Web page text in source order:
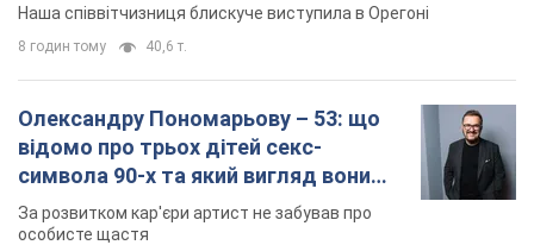
Наша співвітчизниця блискуче виступила в Орегоні
8 годин тому 40,6 т.
Олександру Пономарьову – 53: що
відомо про трьох дітей секс-
символа 90-х та який вигляд вони
мають
За розвитком кар'єри артист не забував про
особисте щастя